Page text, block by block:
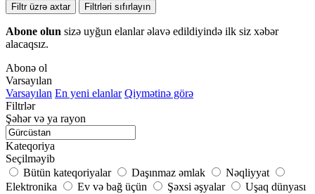
Filtr üzrə axtar Filtrləri sıfırlayın
Abone olun sizə uyğun elanlar əlavə edildiyində ilk siz xəbər
alacaqsız.
Abonə ol
Varsayılan
Varsayılan En yeni elanlar Qiymətinə görə
Filtrlər
Şəhər və ya rayon
Kateqoriya
Seçilməyib
Bütün kateqoriyalar
Daşınmaz əmlak
Nəqliyyat
Elektronika
Ev və bağ üçün Şəxsi əşyalar
Uşaq dünyası